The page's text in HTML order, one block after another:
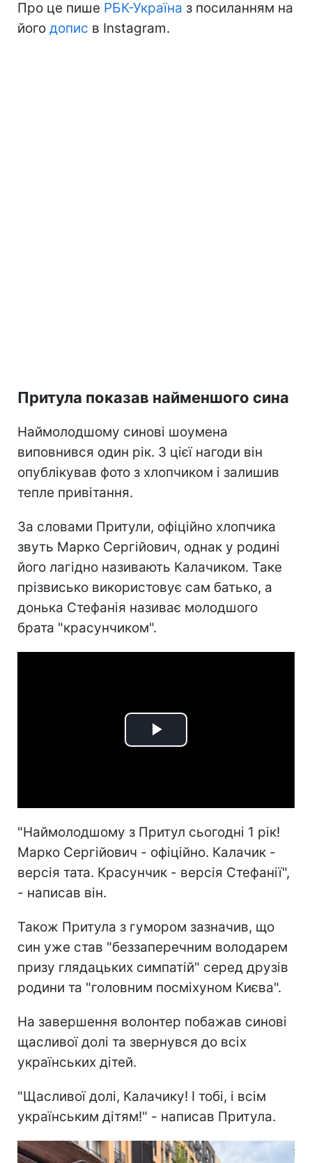
Про це пише РБК-Україна з посиланням на
його допис в Instagram.
Притула показав найменшого сина
Наймолодшому синові шоумена
виповнився один рік. З цієї нагоди він
опублікував фото з хлопчиком і залишив
тепле привітання.
За словами Притули, офіційно хлопчика
звуть Марко Сергійович, однак у родині
його лагідно називають Калачиком. Таке
прізвисько використовує сам батько, а
донька Стефанія називає молодшого
брата "красунчиком".
Play
"Наймолодшому з Притул сьогодні 1 рік!
Марко Сергійович - офіційно. Калачик -
версія тата. Красунчик - версія Стефанії",
- написав він.
Також Притула з гумором зазначив, що
син уже став "беззаперечним володарем
призу глядацьких симпатій" серед друзів
родини та "головним посміхуном Києва".
На завершення волонтер побажав синові
щасливої долі та звернувся до всіх
українських дітей.
"Щасливої долі, Калачику! І тобі, і всім
українським дітям!" - написав Притула.